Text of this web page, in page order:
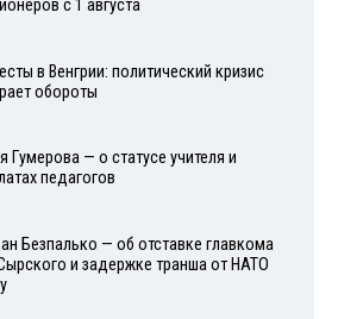
с 1 августа
в Венгрии: политический кризис
обороты
Гумерова — о статусе учителя и
педагогов
Безпалько — об отставке главкома
и задержке транша от НАТО